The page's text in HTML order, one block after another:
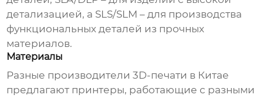
детализацией, а SLS/SLM – для производства
функциональных деталей из прочных
материалов.
Материалы
Разные производители 3D-печати в Китае
предлагают принтеры, работающие с разными